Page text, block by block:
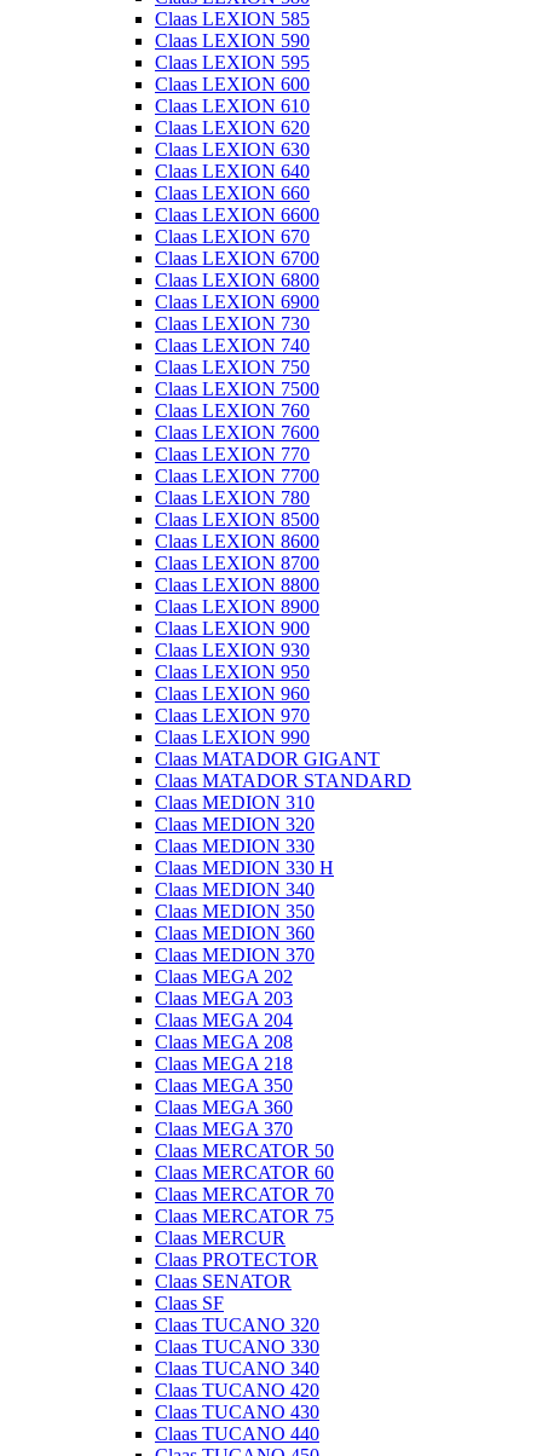
Claas LEXION 585
Claas LEXION 590
Claas LEXION 595
Claas LEXION 600
Claas LEXION 610
Claas LEXION 620
Claas LEXION 630
Claas LEXION 640
Claas LEXION 660
Claas LEXION 6600
Claas LEXION 670
Claas LEXION 6700
Claas LEXION 6800
Claas LEXION 6900
Claas LEXION 730
Claas LEXION 740
Claas LEXION 750
Claas LEXION 7500
Claas LEXION 760
Claas LEXION 7600
Claas LEXION 770
Claas LEXION 7700
Claas LEXION 780
Claas LEXION 8500
Claas LEXION 8600
Claas LEXION 8700
Claas LEXION 8800
Claas LEXION 8900
Claas LEXION 900
Claas LEXION 930
Claas LEXION 950
Claas LEXION 960
Claas LEXION 970
Claas LEXION 990
Claas MATADOR GIGANT
Claas MATADOR STANDARD
Claas MEDION 310
Claas MEDION 320
Claas MEDION 330
Claas MEDION 330 H
Claas MEDION 340
Claas MEDION 350
Claas MEDION 360
Claas MEDION 370
Claas MEGA 202
Claas MEGA 203
Claas MEGA 204
Claas MEGA 208
Claas MEGA 218
Claas MEGA 350
Claas MEGA 360
Claas MEGA 370
Claas MERCATOR 50
Claas MERCATOR 60
Claas MERCATOR 70
Claas MERCATOR 75
Claas MERCUR
Claas PROTECTOR
Claas SENATOR
Claas SF
Claas TUCANO 320
Claas TUCANO 330
Claas TUCANO 340
Claas TUCANO 420
Claas TUCANO 430
Claas TUCANO 440